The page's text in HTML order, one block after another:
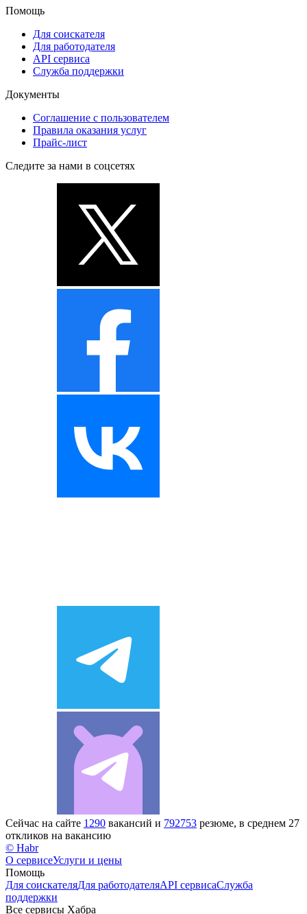
Помощь
Для соискателя
Для работодателя
API сервиса
Служба поддержки
Документы
Соглашение с пользователем
Правила оказания услуг
Прайс-лист
Следите за нами в соцсетях
Сейчас на сайте 1290 вакансий и 792753 резюме, в среднем 27
откликов на вакансию
© Habr
О сервисеУслуги и цены
Помощь
Для соискателяДля работодателяAPI сервисаСлужба
поддержки
Все сервисы Хабра